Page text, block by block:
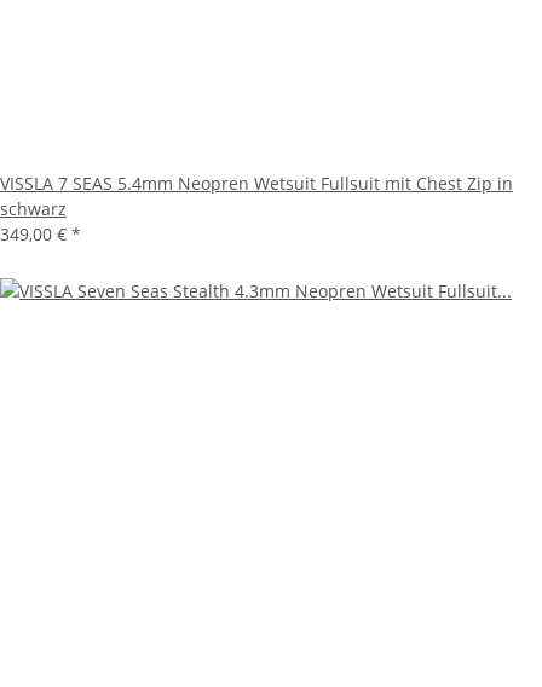
VISSLA 7 SEAS 5.4mm Neopren Wetsuit Fullsuit mit Chest Zip in
schwarz
349,00 € *